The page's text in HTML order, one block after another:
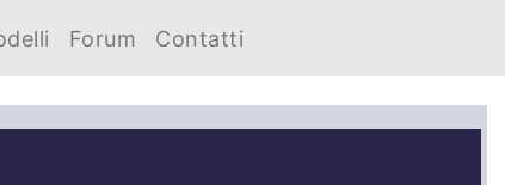
Forum Contatti